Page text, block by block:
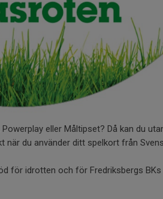
eller Måltipset? Då kan du
du använder ditt spelkort från
för idrotten och för Fredriksbergs